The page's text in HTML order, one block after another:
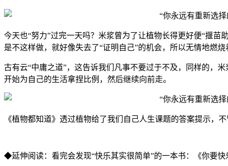
今天也“努力”过完一天吗？米浆曾为了让植物长得更好便“揠
是不这样做，就好像失去了“证明自己”的机会，所以无情地燃烧
古有云“中庸之道”，这告诉我们凡事不要过于不及，同样的，
开始为自己的生活拿捏比例，然后继续向前走。
《植物都知道》透过植物给了我们自己人生课题的答案提示，
◆延伸阅读：看完会发现“快乐其实很简单”的一本书：《你要